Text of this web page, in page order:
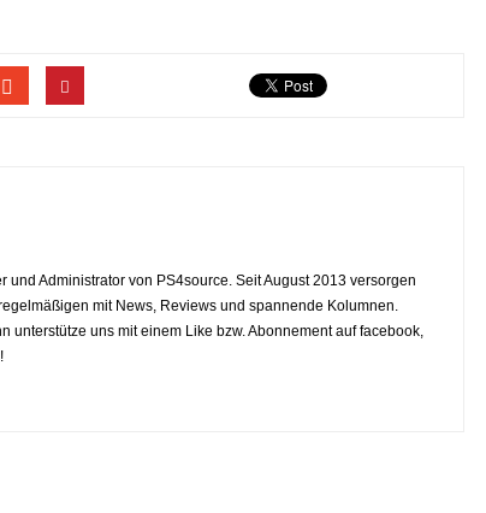
und Administrator von PS4source. Seit August 2013 versorgen
mit News, Reviews und spannende Kolumnen.
unterstütze uns mit einem Like bzw. Abonnement auf facebook,